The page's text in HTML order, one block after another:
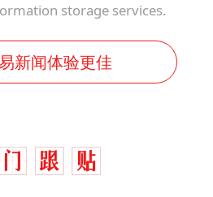
storage services.
新闻体验更佳